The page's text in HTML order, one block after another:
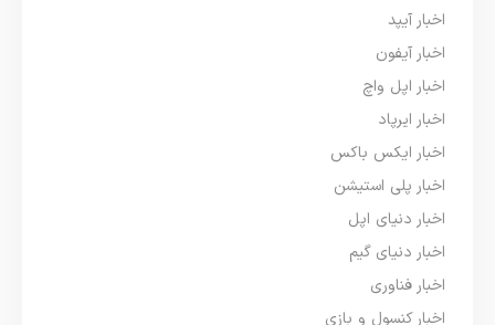
اخبار آیپد
اخبار آیفون
اخبار اپل واچ
اخبار ایرپاد
اخبار ایکس باکس
اخبار پلی استیشن
اخبار دنیای اپل
اخبار دنیای گیم
اخبار فناوری
اخبار کنسول و بازی